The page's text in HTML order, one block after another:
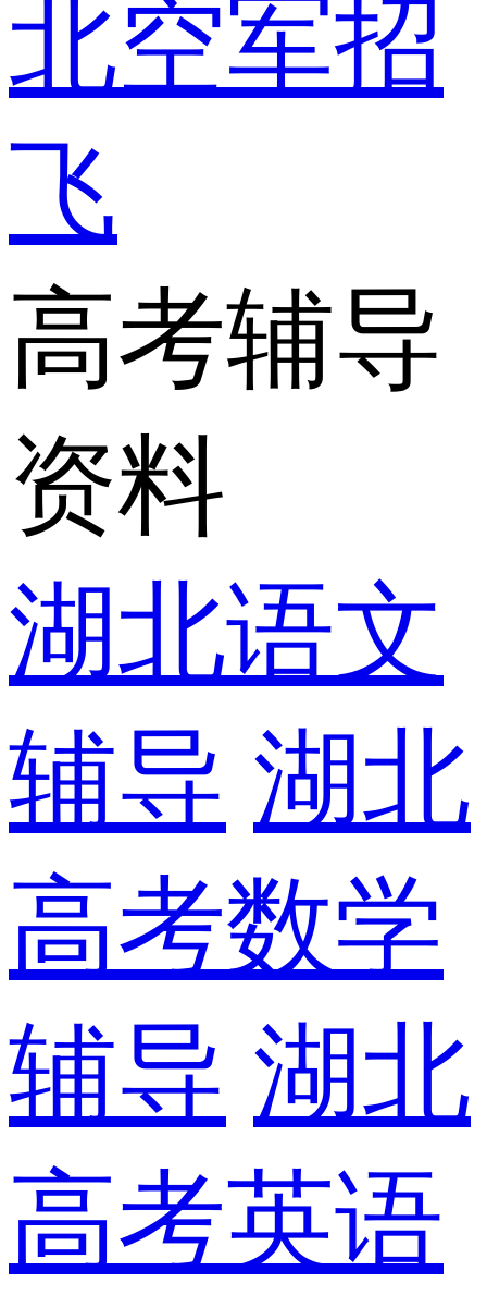
北空军招
飞
高考辅导
资料
湖北语文
辅导 湖北
高考数学
辅导 湖北
高考英语